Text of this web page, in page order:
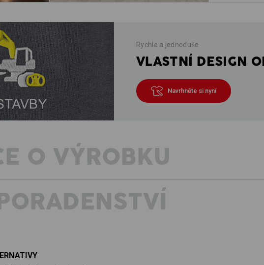
Rychle a jednoduše
VLASTNÍ DESIGN
Navrhněte si nyní
O VÝROBKU
Nadčasové, decentní a absolutně pohodlné: e.s.
když potřebujete doplnit šatník o flexibilně
triko leccos vydrží, a proto se dá prát na vysokou